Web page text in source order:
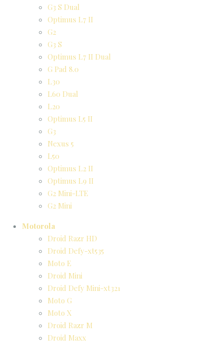
G3 S Dual
Optimus L7 II
G2
G3 S
Optimus L7 II Dual
G Pad 8.0
L30
L60 Dual
L20
Optimus L5 II
G3
Nexus 5
L50
Optimus L2 II
Optimus L9 II
G2 Mini-LTE
G2 Mini
Motorola
Droid Razr HD
Droid Defy-xt535
Moto E
Droid Mini
Droid Defy Mini-xt321
Moto G
Moto X
Droid Razr M
Droid Maxx